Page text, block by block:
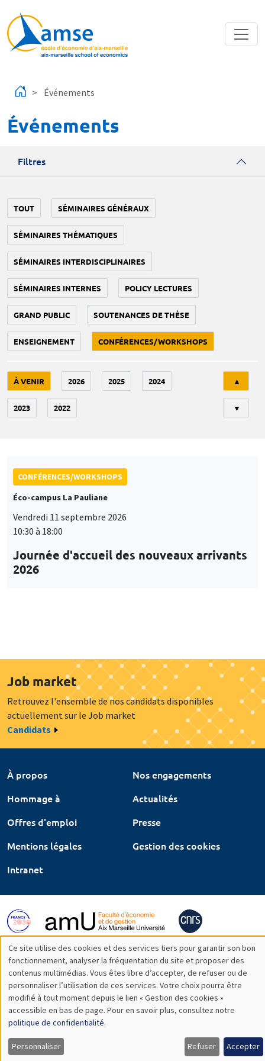
Événements
Événements
Filtres
TOUT SÉMINAIRES GÉNÉRAUX
SÉMINAIRES THÉMATIQUES
SÉMINAIRES INTERDISCIPLINAIRES
SÉMINAIRES INTERNES POLICY LECTURES
GRAND PUBLIC SOUTENANCES DE THÈSE
ENSEIGNEMENT CONFÉRENCES/WORKSHOPS
À VENIR 2026 2025 2024
2023 2022
▲
▼
CONFÉRENCES/WORKSHOPS
Éco-campus La Pauliane
Vendredi 11 septembre 2026
10:30 à 18:00
Journée d'accueil des nouveaux arrivants
2026
Job market
Retrouvez l'ensemble de nos candidats disponibles
actuellement sur le Job market
Candidats
À propos
Nos engagements
Hommage à
Actualités
Offres d'emploi
Presse
Mentions légales
Gestion des cookies
Intranet
Utilisation
des
données
personnelles
et
Ce site utilise des cookies et des services tiers pour garantir son bon
fonctionnement, analyser la fréquentation du site et proposer des
contenus multimédias. Vous êtes libre d’accepter, de refuser ou de
personnaliser l’utilisation de ces services. Votre choix pourra être
modifié à tout moment depuis le lien « Gestion des cookies »
accessible en bas de page. Pour en savoir plus, consultez notre
politique de confidentialité.
Personnaliser Refuser Accepter